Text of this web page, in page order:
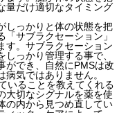
量だけ適切なタイミング
しっかりと体の状態を把
サブラクセーション」
す。サブラクセーション
っかり管理する事で、
ができ、自然にPMSは改
気ではありません。
いることを教えてくれる
大切なシグナルを薬を使
の内から見つめ直してい